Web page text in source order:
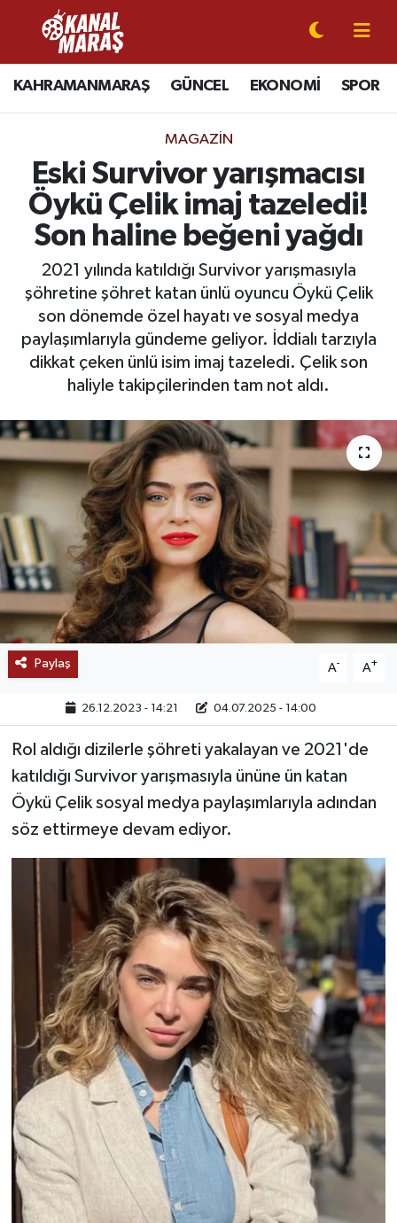
KAHRAMANMARAŞ GÜNCEL EKONOMİ SPOR
MAGAZİN
Eski Survivor yarışmacısı
Öykü Çelik imaj tazeledi!
Son haline beğeni yağdı
2021 yılında katıldığı Survivor yarışmasıyla
şöhretine şöhret katan ünlü oyuncu Öykü Çelik
son dönemde özel hayatı ve sosyal medya
paylaşımlarıyla gündeme geliyor. İddialı tarzıyla
dikkat çeken ünlü isim imaj tazeledi. Çelik son
haliyle takipçilerinden tam not aldı.
Paylaş A- A+
26.12.2023 - 14:21 04.07.2025 - 14:00
Rol aldığı dizilerle şöhreti yakalayan ve 2021'de
katıldığı Survivor yarışmasıyla ününe ün katan
Öykü Çelik sosyal medya paylaşımlarıyla adından
söz ettirmeye devam ediyor.
CANLI YAYIN
KAHRAMANMARAŞ
GÜNCEL
SPOR
SİYASET
EKONOMİ
GÜNDEM
MAGAZİN
SAĞLIK
EĞİTİM
BÖLGE
KEŞFET
POPÜLER
DÜNYA
TREND
MEDYA
OTOMOTİV
TEKNOLOJİ
KÜLTÜR SANAT
Kahramanmaraş Nöbetçi Eczaneler
Kahramanmaraş Hava Durumu
Kahramanmaraş Namaz Vakitleri
Kahramanmaraş Trafik Yoğunluk Haritası
Süper Lig Puan Durumu ve Fikstür
Tüm Manşetler
Son Dakika Haberleri
Haber Arşivi